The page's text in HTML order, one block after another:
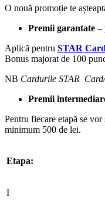
O nouă promoție te
Premii garantate
Aplică pentru STAR Card
Bonus majorat de 100
NB Cardurile STAR
Premii
Pentru fiecare etapă se
minimum 500 de lei.
Etapa:
I